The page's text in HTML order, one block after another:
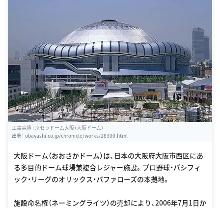
工事実績 | 京セラドーム大阪（大阪ドーム）
出典： obayashi.co.jp/chronicle/works/18300.html
大阪ドーム（おおさかドーム）は、日本の大阪府大阪市西区にあ
る多目的ドーム球場兼複合レジャー施設。プロ野球・パシフィ
ック・リーグのオリックス・バファローズの本拠地。
施設命名権（ネーミングライツ）の売却により、2006年7月1日か